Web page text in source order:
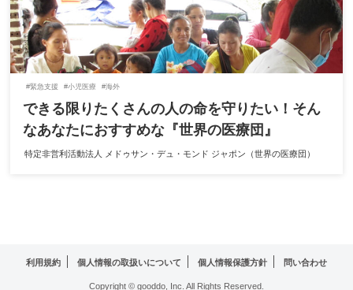
できる限りたくさんの人の命を守りたい！そん
なあなたにおすすめな『世界の医療団』
#緊急支援 #小児医療 #海外
特定非営利活動法人 メドゥサン・デュ・モンド ジャポン（世界の医療団）
利用規約 個人情報の取扱いについて 個人情報保護方針 問い合わせ
Copyright © gooddo, Inc. All Rights Reserved.